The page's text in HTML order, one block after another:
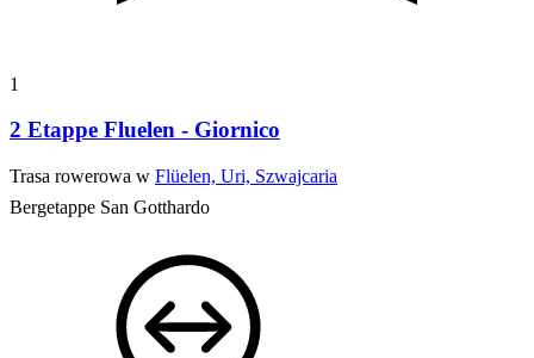
1
2 Etappe Fluelen - Giornico
Trasa rowerowa w Flüelen, Uri, Szwajcaria
Bergetappe San Gotthardo